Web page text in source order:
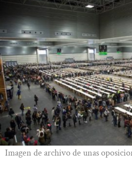
Imagen de archivo de unas